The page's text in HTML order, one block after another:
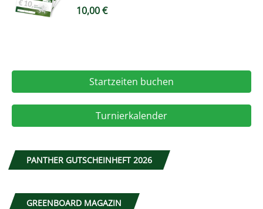
10,00€
Startzeiten buchen
Turnierkalender
PANTHER GUTSCHEINHEFT 2026
GREENBOARD MAGAZIN